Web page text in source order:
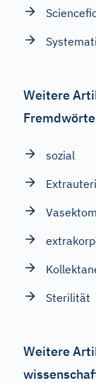
Weitere
sozial
Sterilität
Weitere